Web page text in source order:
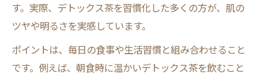
す。実際、デトックス茶を習慣化した多くの方が、肌の
ツヤや明るさを実感しています。
ポイントは、毎日の食事や生活習慣と組み合わせること
です。例えば、朝食時に温かいデトックス茶を飲むこと